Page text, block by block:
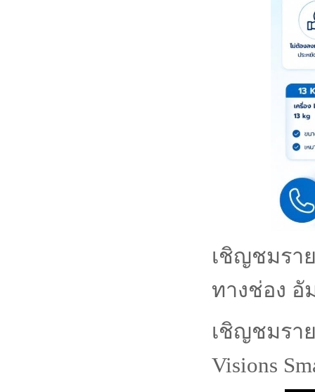
เชิญชมรา
ทางช่อง อั
เชิญชมรา
Visions